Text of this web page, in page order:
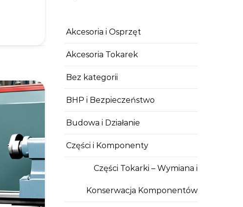
Akcesoria i Osprzęt
Akcesoria Tokarek
Bez kategorii
BHP i Bezpieczeństwo
Budowa i Działanie
Części i Komponenty
Części Tokarki – Wymiana i
Konserwacja Komponentów